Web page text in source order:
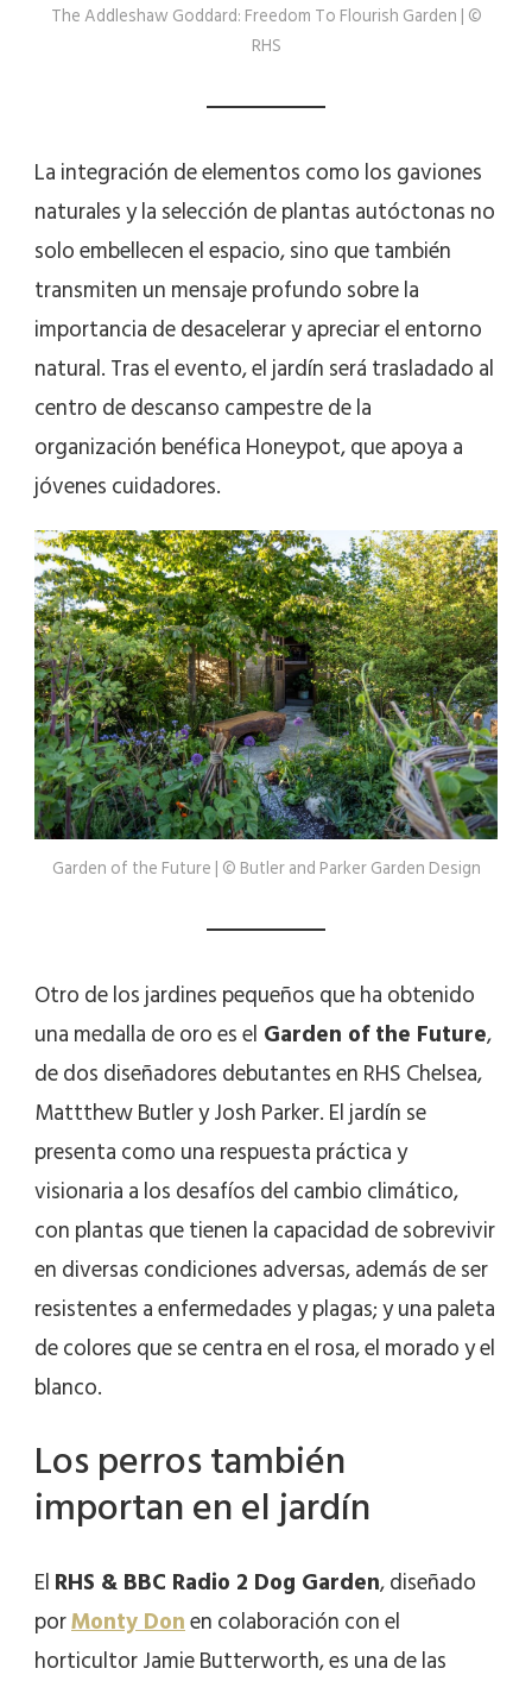
The Addleshaw Goddard: Freedom To Flourish Garden | ©
RHS
La integración de elementos como los gaviones
naturales y la selección de plantas autóctonas no
solo embellecen el espacio, sino que también
transmiten un mensaje profundo sobre la
importancia de desacelerar y apreciar el entorno
natural. Tras el evento, el jardín será trasladado al
centro de descanso campestre de la
organización benéfica Honeypot, que apoya a
jóvenes cuidadores.
Garden of the Future | © Butler and Parker Garden Design
Otro de los jardines pequeños que ha obtenido
una medalla de oro es el Garden of the Future,
de dos diseñadores debutantes en RHS Chelsea,
Mattthew Butler y Josh Parker. El jardín se
presenta como una respuesta práctica y
visionaria a los desafíos del cambio climático,
con plantas que tienen la capacidad de sobrevivir
en diversas condiciones adversas, además de ser
resistentes a enfermedades y plagas; y una paleta
de colores que se centra en el rosa, el morado y el
blanco.
Los perros también
importan en el jardín
ElRHS & BBC Radio 2 Dog Garden, diseñado
porMonty Donen colaboración con el
horticultor Jamie Butterworth, es una de las